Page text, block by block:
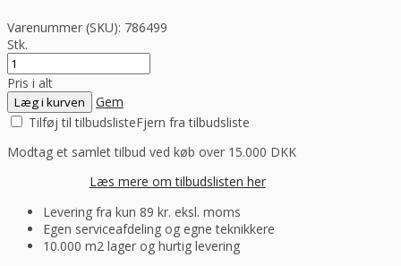
Varenummer (SKU): 786499
Stk.
Pris i alt
Læg i kurven
Gem
Tilføj til tilbudslisteFjern fra tilbudsliste
Modtag et samlet tilbud ved køb over 15.000 DKK
Læs mere om tilbudslisten her
Levering fra kun 89 kr. eksl. moms
Egen serviceafdeling og egne teknikkere
10.000 m2 lager og hurtig levering